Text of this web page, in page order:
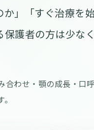
」「すぐ治療を
護者の方は少な
合わせ・顎の成長・口